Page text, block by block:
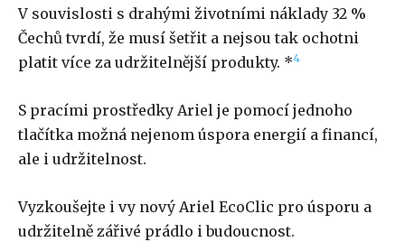
V souvislosti s drahými životními náklady 32 %
Čechů tvrdí, že musí šetřit a nejsou tak ochotni
platit více za udržitelnější produkty. *4
S pracími prostředky Ariel je pomocí jednoho
tlačítka možná nejenom úspora energií a financí,
ale i udržitelnost.
Vyzkoušejte i vy nový Ariel EcoClic pro úsporu a
udržitelně zářivé prádlo i budoucnost.